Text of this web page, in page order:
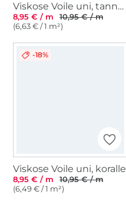
Viskose Voile uni, tannengrün
8,95 € / m
10,95 € / m
(6,63 € / 1 m²)
-18%
Viskose Voile uni, koralle
8,95 € / m
10,95 € / m
(6,49 € / 1 m²)